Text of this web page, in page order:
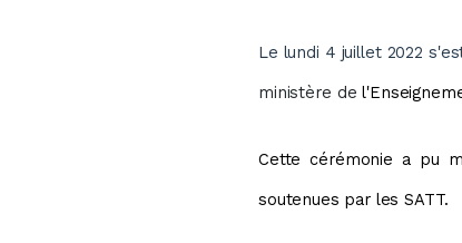
Le lundi 4 juillet 2022
ministère de
Cette cérémonie a pu
soutenues par les SATT.